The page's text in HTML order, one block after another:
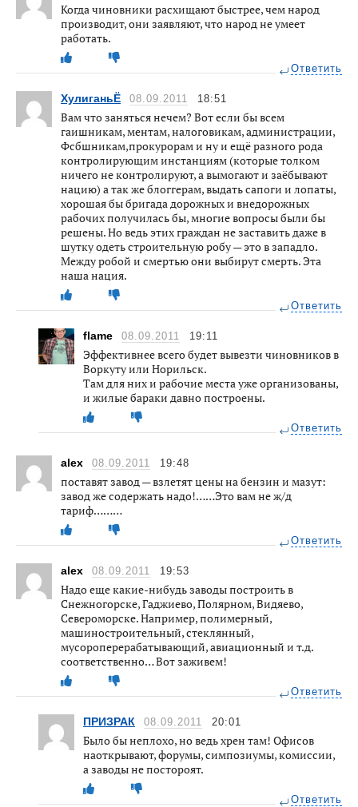
Когда чиновники расхищают быстрее, чем народ
производит, они заявляют, что народ не умеет
работать.
Ответить
ХулиганьЁ 08.09.2011 18:51
Вам что заняться нечем? Вот если бы всем
гаишникам, ментам, налоговикам, администрации,
Фсбшникам,прокурорам и ну и ещё разного рода
контролирующим инстанциям (которые толком
ничего не контролируют, а вымогают и заёбывают
нацию) а так же блоггерам, выдать сапоги и лопаты,
хорошая бы бригада дорожных и внедорожных
рабочих получилась бы, многие вопросы были бы
решены. Но ведь этих граждан не заставить даже в
шутку одеть строительную робу — это в западло.
Между робой и смертью они выбирут смерть. Эта
наша нация.
Ответить
flame 08.09.2011 19:11
Эффективнее всего будет вывезти чиновников в
Воркуту или Норильск.
Там для них и рабочие места уже организованы,
и жилые бараки давно построены.
Ответить
alex 08.09.2011 19:48
поставят завод — взлетят цены на бензин и мазут:
завод же содержать надо!……Это вам не ж/д
тариф………
Ответить
alex 08.09.2011 19:53
Надо еще какие-нибудь заводы построить в
Снежногорске, Гаджиево, Полярном, Видяево,
Североморске. Например, полимерный,
машиностроительный, стеклянный,
мусороперерабатывающий, авиационный и т.д.
соответственно… Вот заживем!
Ответить
ПРИЗРАК 08.09.2011 20:01
Было бы неплохо, но ведь хрен там! Офисов
наоткрывают, форумы, симпозиумы, комиссии,
а заводы не постороят.
Ответить